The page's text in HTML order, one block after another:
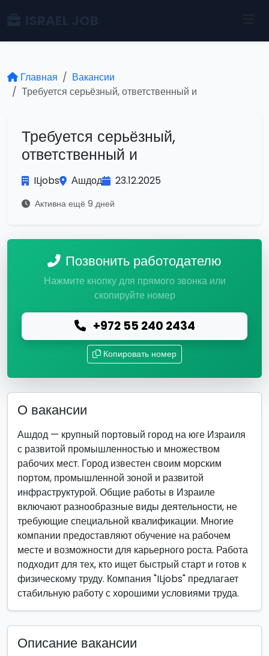
Главная
Вакансии
Требуется серьёзный, ответственный и
Требуется серьёзный,
ответственный и
ILjobs Ашдод 23.12.2025
Активна ещё 9 дней
Позвонить работодателю
Нажмите кнопку для прямого звонка или
скопируйте номер
+972 55 240 2434
Копировать номер
О вакансии
Ашдод — крупный портовый город на юге Израиля
с развитой промышленностью и множеством
рабочих мест. Город известен своим морским
портом, промышленной зоной и развитой
инфраструктурой. Общие работы в Израиле
включают разнообразные виды деятельности, не
требующие специальной квалификации. Многие
компании предоставляют обучение на рабочем
месте и возможности для карьерного роста. Работа
подходит для тех, кто ищет быстрый старт и готов к
физическому труду. Компания "ILjobs" предлагает
стабильную работу с хорошими условиями труда.
Описание вакансии